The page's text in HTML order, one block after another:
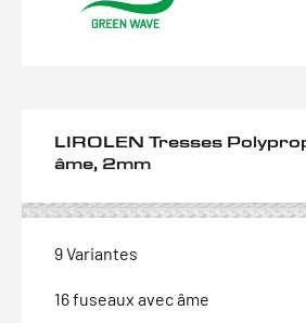
LIROLEN Tresses
âme, 2mm
9 Variantes
16 fuseaux avec âme